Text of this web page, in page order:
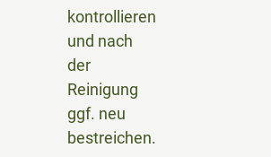
kontrollieren
und nach
der
Reinigung
ggf. neu
bestreichen.